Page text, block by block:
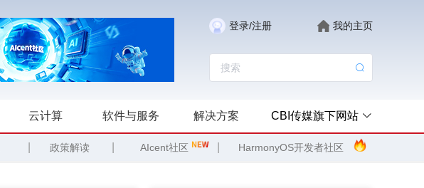
登录/注册 我的主页
云计算 软件与服务 解决方案 CBI传媒旗下网站
政策解读 AIcent社区 HarmonyOS开发者社区